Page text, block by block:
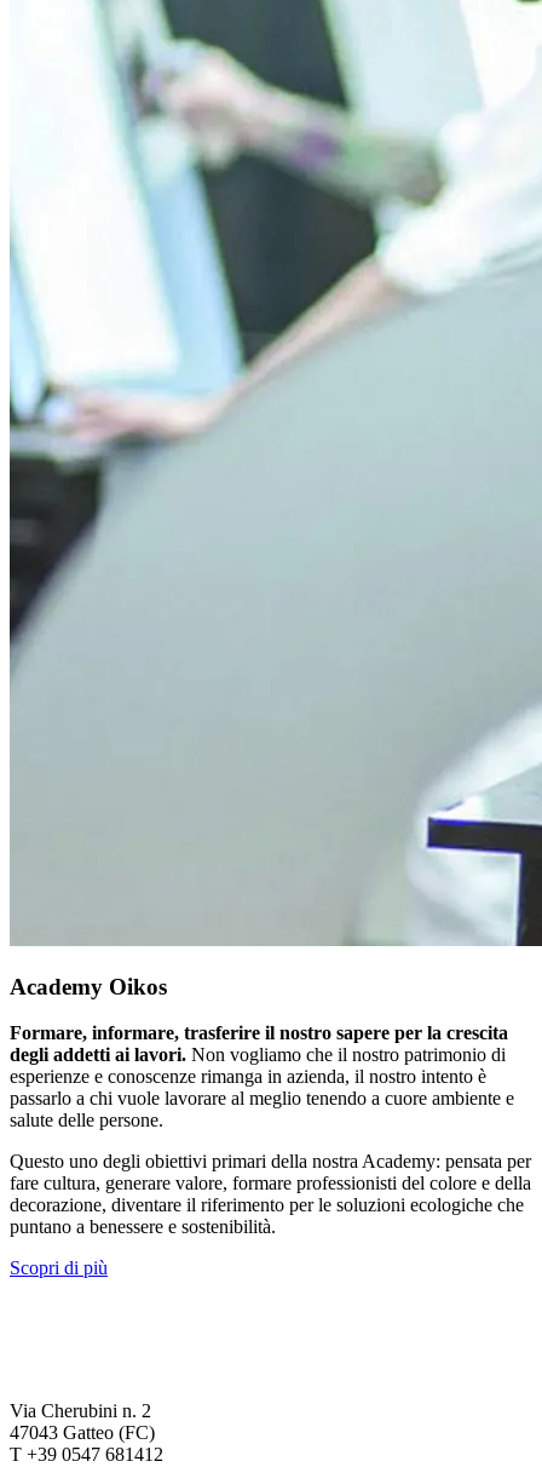
Academy Oikos
Formare, informare, trasferire il nostro sapere per la crescita
degli addetti ai lavori. Non vogliamo che il nostro patrimonio di
esperienze e conoscenze rimanga in azienda, il nostro intento è
passarlo a chi vuole lavorare al meglio tenendo a cuore ambiente e
salute delle persone.
Questo uno degli obiettivi primari della nostra Academy: pensata per
fare cultura, generare valore, formare professionisti del colore e della
decorazione, diventare il riferimento per le soluzioni ecologiche che
puntano a benessere e sostenibilità.
Scopri di più
Via Cherubini n. 2
47043 Gatteo (FC)
T +39 0547 681412